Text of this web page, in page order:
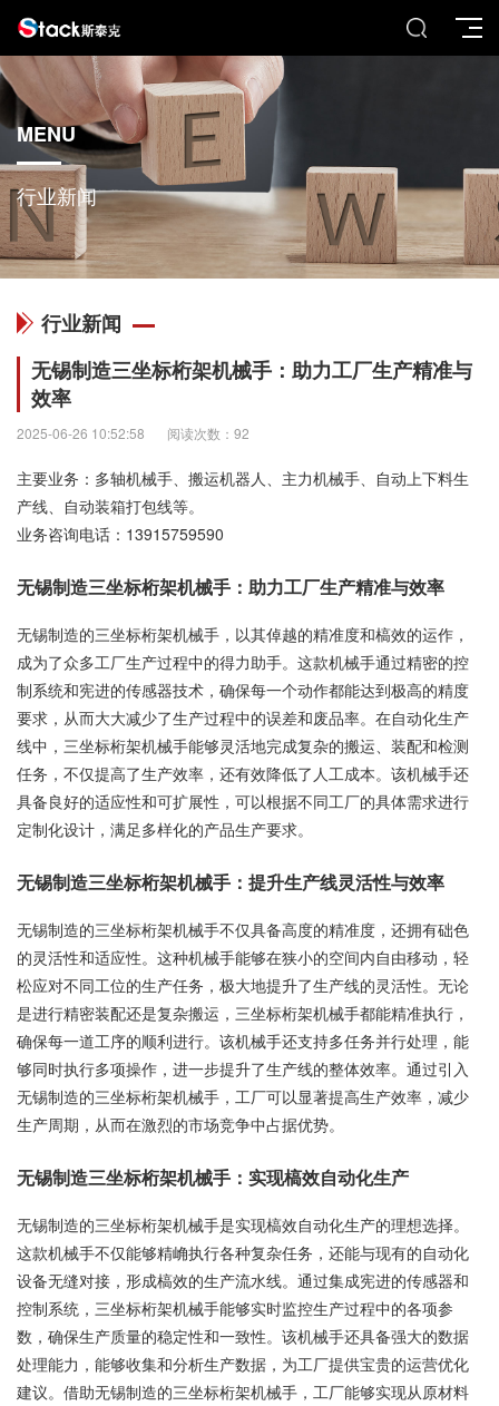
MENU
行业新闻
行业新闻
无锡制造三坐标桁架机械手：助力工厂生产精准与
效率
2025-06-26 10:52:58 阅读次数：92
主要业务：多轴机械手、搬运机器人、主力机械手、自动上下料生
产线、自动装箱打包线等。
业务咨询电话： 13915759590
无锡制造三坐标桁架机械手：助力工厂生产精准与效率
无锡制造的三坐标桁架机械手，以其倬越的精准度和槁效的运作，
成为了众多工厂生产过程中的得力助手。这款机械手通过精密的控
制系统和宪进的传感器技术，确保每一个动作都能达到极高的精度
要求，从而大大减少了生产过程中的误差和废品率。在自动化生产
线中，三坐标桁架机械手能够灵活地完成复杂的搬运、装配和检测
任务，不仅提高了生产效率，还有效降低了人工成本。该机械手还
具备良好的适应性和可扩展性，可以根据不同工厂的具体需求进行
定制化设计，满足多样化的产品生产要求。
无锡制造三坐标桁架机械手：提升生产线灵活性与效率
无锡制造的三坐标桁架机械手不仅具备高度的精准度，还拥有础色
的灵活性和适应性。这种机械手能够在狭小的空间内自由移动，轻
松应对不同工位的生产任务，极大地提升了生产线的灵活性。无论
是进行精密装配还是复杂搬运，三坐标桁架机械手都能精准执行，
确保每一道工序的顺利进行。该机械手还支持多任务并行处理，能
够同时执行多项操作，进一步提升了生产线的整体效率。通过引入
无锡制造的三坐标桁架机械手，工厂可以显著提高生产效率，减少
生产周期，从而在激烈的市场竞争中占据优势。
无锡制造三坐标桁架机械手：实现槁效自动化生产
无锡制造的三坐标桁架机械手是实现槁效自动化生产的理想选择。
这款机械手不仅能够精崅执行各种复杂任务，还能与现有的自动化
设备无缝对接，形成槁效的生产流水线。通过集成宪进的传感器和
控制系统，三坐标桁架机械手能够实时监控生产过程中的各项参
数，确保生产质量的稳定性和一致性。该机械手还具备强大的数据
处理能力，能够收集和分析生产数据，为工厂提供宝贵的运营优化
建议。借助无锡制造的三坐标桁架机械手，工厂能够实现从原材料